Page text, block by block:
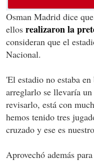
Osman Madrid dice
ellos realizaron la
consideran que el
Nacional.
'El estadio no estaba
arreglarlo se llevaría
revisarlo, está con
hemos tenido tres
cruzado y ese es
Aprovechó además